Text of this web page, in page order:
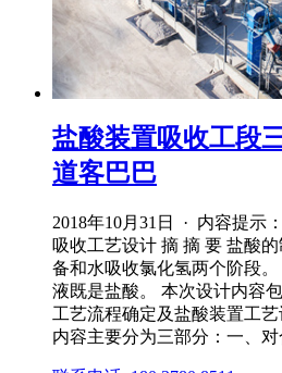
盐酸装置吸收工段
道客巴巴
2018年10月31日 · 内容提示
吸收工艺设计 摘 摘 要 盐酸
备和水吸收氯化氢两个阶段
液既是盐酸。 本次设计内容
工艺流程确定及盐酸装置工
内容主要分为三部分：一、